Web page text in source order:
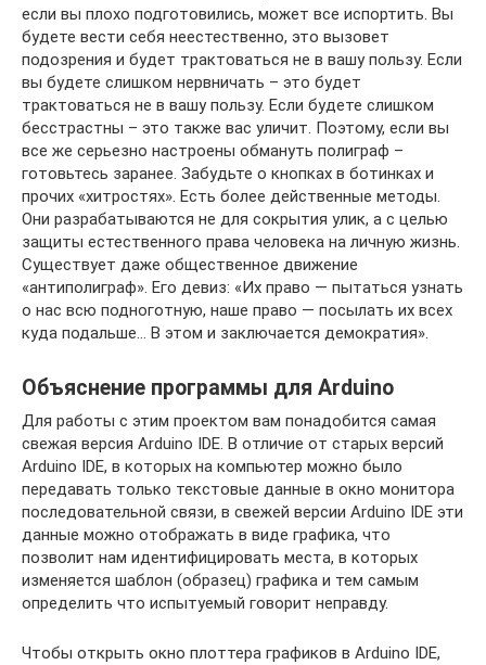
если вы плохо подготовились, может все испортить. Вы
будете вести себя неестественно, это вызовет
подозрения и будет трактоваться не в вашу пользу. Если
вы будете слишком нервничать – это будет
трактоваться не в вашу пользу. Если будете слишком
бесстрастны – это также вас уличит. Поэтому, если вы
все же серьезно настроены обмануть полиграф –
готовьтесь заранее. Забудьте о кнопках в ботинках и
прочих «хитростях». Есть более действенные методы.
Они разрабатываются не для сокрытия улик, а с целью
защиты естественного права человека на личную жизнь.
Существует даже общественное движение
«антиполиграф». Его девиз: «Их право — пытаться узнать
о нас всю подноготную, наше право — посылать их всех
куда подальше… В этом и заключается демократия».
Объяснение программы для Arduino
Для работы с этим проектом вам понадобится самая
свежая версия Arduino IDE. В отличие от старых версий
Arduino IDE, в которых на компьютер можно было
передавать только текстовые данные в окно монитора
последовательной связи, в свежей версии Arduino IDE эти
данные можно отображать в виде графика, что
позволит нам идентифицировать места, в которых
изменяется шаблон (образец) графика и тем самым
определить что испытуемый говорит неправду.
Чтобы открыть окно плоттера графиков в Arduino IDE,